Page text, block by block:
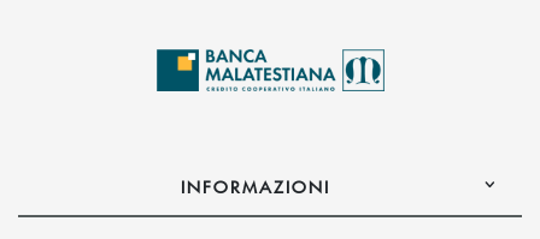
INFORMAZIONI